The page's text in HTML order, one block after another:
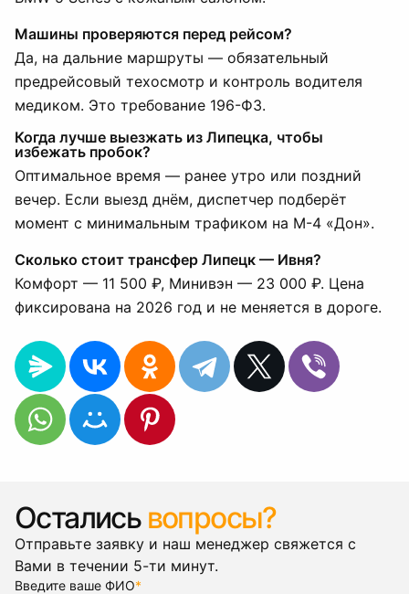
Машины проверяются перед рейсом?
Да, на дальние маршруты — обязательный
предрейсовый техосмотр и контроль водителя
медиком. Это требование 196-ФЗ.
Когда лучше выезжать из Липецка, чтобы
избежать пробок?
Оптимальное время — ранее утро или поздний
вечер. Если выезд днём, диспетчер подберёт
момент с минимальным трафиком на М-4 «Дон».
Сколько стоит трансфер Липецк — Ивня?
Комфорт — 11 500 ₽, Минивэн — 23 000 ₽. Цена
фиксирована на 2026 год и не меняется в дороге.
Остались вопросы?
Отправьте заявку и наш менеджер свяжется с
Вами в течении 5-ти минут.
Введите ваше ФИО*